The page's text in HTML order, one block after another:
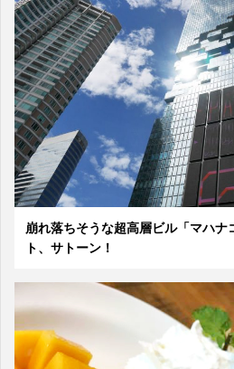
崩れ落ちそうな超高層ビル「マハナ
ト、サトーン！